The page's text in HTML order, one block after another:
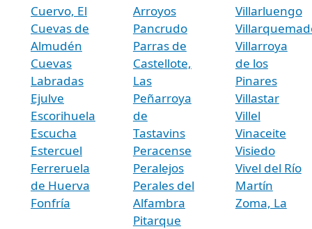
Cuervo, El
Cuevas de
Almudén
Cuevas
Labradas
Ejulve
Escorihuela
Escucha
Estercuel
Ferreruela
de Huerva
Fonfría
Arroyos
Pancrudo
Parras de
Castellote,
Las
Peñarroya
de
Tastavins
Peracense
Peralejos
Perales del
Alfambra
Pitarque
Villarluengo
Villarroya
de los
Pinares
Villastar
Villel
Vinaceite
Visiedo
Vivel del Río
Martín
Zoma, La